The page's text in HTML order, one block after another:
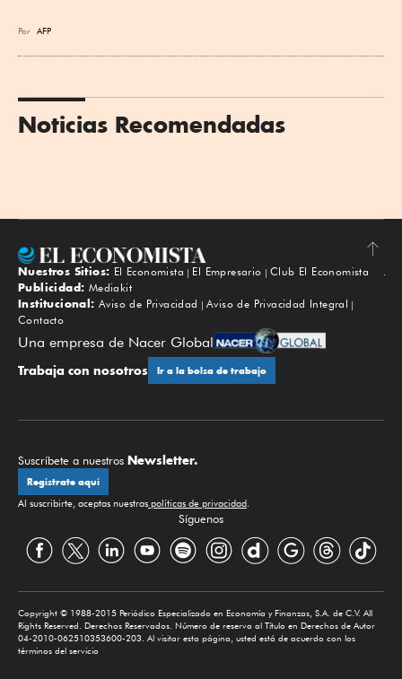
Por AFP
Noticias Recomendadas
Subir
Nuestros Sitios: El Economista El Empresario
Club El Economista
Publicidad: Mediakit
Institucional: Aviso de Privacidad
Aviso de Privacidad Integral
Contacto
Una empresa de Nacer Global
Trabaja con nosotros Ir a la bolsa de trabajo
Suscríbete a nuestros Newsletter.
Regístrate aquí
Al suscribirte, aceptas nuestras políticas de privacidad
Síguenos
Copyright © 1988-2015 Periódico Especializado en Economía y Finanzas, S.A. de C.V. All
Rights Reserved. Derechos Reservados. Número de reserva al Título en Derechos de Autor
04-2010-062510353600-203. Al visitar esta página, usted está de acuerdo con los
términos del servicio